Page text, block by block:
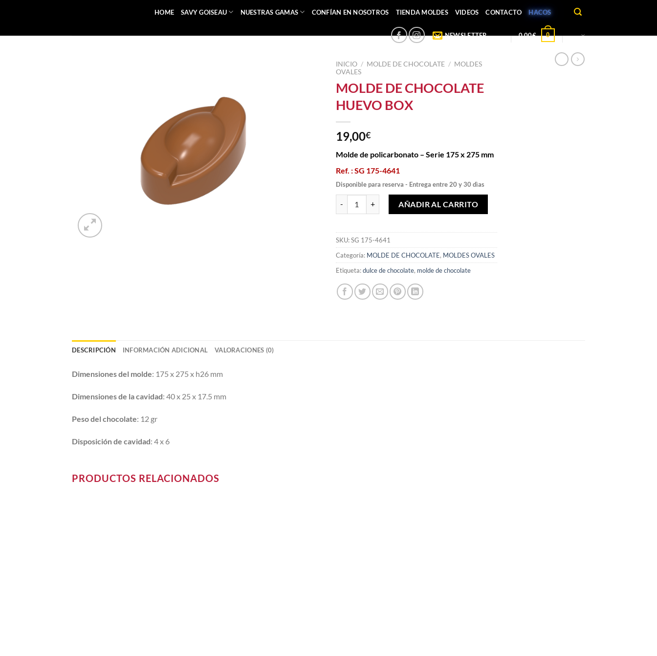
HOME SAVY GOISEAU NUESTRAS GAMAS CONFÍAN EN NOSOTROS TIENDA MOLDES VIDEOS CONTACTO HACOS
NEWSLETTER 0,00€ 0
INICIO / MOLDE DE CHOCOLATE / MOLDES
OVALES
MOLDE DE CHOCOLATE
HUEVO BOX
19,00€
Molde de policarbonato – Serie 175 x 275 mm
Ref. : SG 175-4641
Disponible para reserva - Entrega entre 20 y 30 dìas
MOLDE DE CHOCOLATE HUEVO BOX cantidad
AÑADIR AL CARRITO
SKU:SG 175-4641
Categoría: MOLDE DE CHOCOLATE, MOLDES OVALES
Etiqueta:dulce de chocolate, molde de chocolate
DESCRIPCIÓN INFORMACIÓN ADICIONAL VALORACIONES (0)
Dimensiones del molde: 175 x 275 x h26 mm
Dimensiones de la cavidad: 40 x 25 x 17.5 mm
Peso del chocolate: 12 gr
Disposición de cavidad: 4 x 6
PRODUCTOS RELACIONADOS